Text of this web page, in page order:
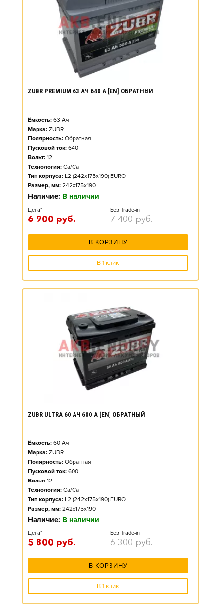
ZUBR PREMIUM 63 АЧ 640 А [EN] ОБРАТНЫЙ
Ёмкость: 63 Ач
Марка: ZUBR
Полярность: Обратная
Пусковой ток: 640
Вольт: 12
Технология: Ca/Ca
Тип корпуса: L2 (242x175x190) EURO
Размер, мм: 242x175x190
Наличие: В наличии
Цена*
6 900 руб.
Без Trade-in
7 400 руб.
В КОРЗИНУ
В 1 клик
ZUBR ULTRA 60 АЧ 600 А [EN] ОБРАТНЫЙ
Ёмкость: 60 Ач
Марка: ZUBR
Полярность: Обратная
Пусковой ток: 600
Вольт: 12
Технология: Ca/Ca
Тип корпуса: L2 (242x175x190) EURO
Размер, мм: 242x175x190
Наличие: В наличии
Цена*
5 800 руб.
Без Trade-in
6 300 руб.
В КОРЗИНУ
В 1 клик